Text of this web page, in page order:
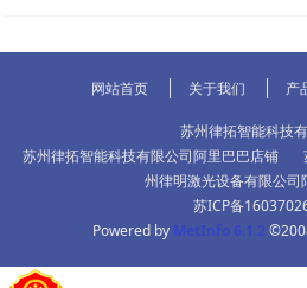
网站首页 关于我们 产
苏州律拓智能科技
苏州律拓智能科技有限公司阿里巴巴店铺
州律明激光设备有限公司
苏ICP备
Powered by MetInfo 6.1.2